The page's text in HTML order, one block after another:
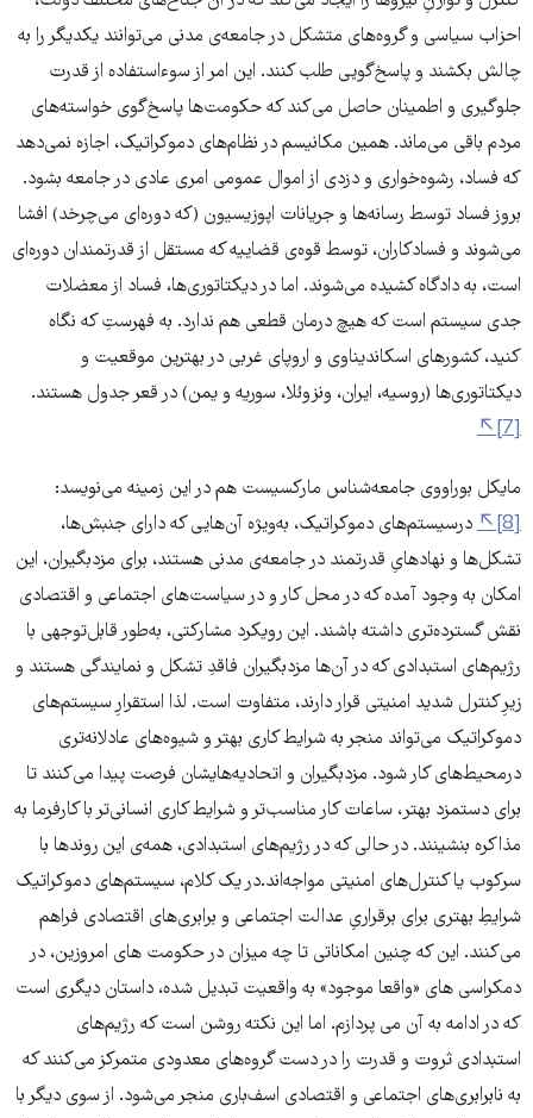
احزاب سیاسی و گروه‌های متشکل در جامعه‌ی مدنی می‌توانند یکدیگر را به
چالش بکشند و پاسخ‌گویی طلب کنند. این امر از سوءاستفاده از قدرت
جلوگیری و اطمینان حاصل می‌کند که حکومت‌ها پاسخ‌گوی خواسته‌های
مردم باقی می‌ماند. همین مکانیسم در نظام‌های دموکراتیک، اجازه نمی‌دهد
که فساد، رشوه‌خواری و دزدی از اموال عمومی امری عادی در جامعه بشود.
بروز فساد توسط رسانه‌ها و جریانات اپوزیسیون (که دوره‌ای می‌چرخد) افشا
می‌شوند و فسادکاران، توسط قوه‌ی قضاییه که مستقل از قدرتمندان دوره‌ای
است، به دادگاه کشیده می‌شوند. اما در دیکتاتوری‌ها، فساد از معضلات
جدی سیستم است که هیچ درمان قطعی هم ندارد. به فهرستِ که نگاه
کنید، کشورهای اسکاندیناوی و اروپای غربی در بهترین موقعیت و
دیکتاتوری‌ها (روسیه، ایران، ونزوئلا، سوریه و یمن) در قعر جدول هستند.
[7]
مایکل بوراووی جامعه‌شناس مارکسیست هم در این زمینه می‌نویسد:
[8]
درسیستم‌های دموکراتیک، به‌ویژه آن‌هایی که دارای جنبش‌ها،
تشکل‌ها و نهادهایِ قدرتمند در جامعه‌ی مدنی هستند، برای مزدبگیران، این
امکان به وجود آمده که در محل کار و در سیاست‌های اجتماعی و اقتصادی
نقش گسترده‌تری داشته باشند. این رویکرد مشارکتی، به‌طور قابل‌توجهی با
رژیم‌های استبدادی که در آن‌ها مزد‌بگیران فاقدِ تشکل و نمایندگی هستند و
زیرِ کنترل شدید امنیتی قرار دارند، متفاوت است. لذا استقرارِ سیستم‌های
دموکراتیک می‌تواند منجر به شرایط کاری بهتر و شیوه‌های عادلانه‌تری
درمحیط‌های کار شود. مزدبگیران و اتحادیه‌هایشان فرصت پیدا می‌کنند تا
برای دستمزد بهتر، ساعات کار مناسب‌تر و شرایط کاری انسانی‌تر با کارفرما به
مذاکره بنشینند. در حالی که در رژیم‌های استبدادی، همه‌ی این روندها با
سرکوب یا کنترل‌های امنیتی مواجه‌اند.در یک کلام، سیستم‌های دموکراتیک
شرایطِ بهتری برای برقراریِ عدالت اجتماعی و برابری‌های اقتصادی فراهم
می‌کنند. این که چنین امکاناتی تا چه میزان در حکومت های امروزین، در
دمکراسی های «واقعا موجود» به واقعیت تبدیل شده، داستان دیگری است
که در ادامه به آن می پردازم. اما این نکته روشن است که رژیم‌های
استبدادی ثروت و قدرت را در دست گروه‌های معدودی متمرکز می‌کنند که
به نابرابری‌های اجتماعی و اقتصادی اسف‌باری منجر می‌شود. از سوی دیگر با